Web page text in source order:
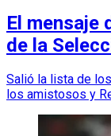
El mensaje
de la
Salió la lista de
los amistosos y